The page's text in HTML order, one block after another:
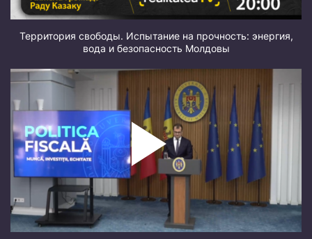
Территория свободы. Испытание на прочность: энергия,
вода и безопасность Молдовы